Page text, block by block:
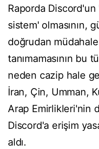
Raporda Discord'un
sistem' olmasının,
doğrudan
tanımamasının bu
neden cazip hale
İran, Çin, Umman,
Arap Emirlikleri'nin
Discord'a erişim
aldı.